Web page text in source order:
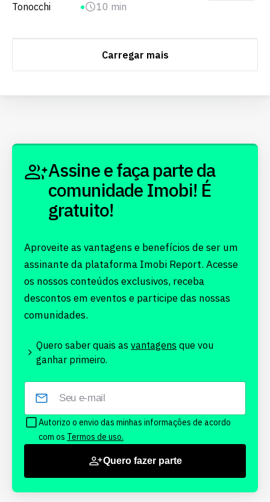
Tonocchi
10 min
Carregar mais
Assine e faça parte da
comunidade Imobi! É
gratuito!
Aproveite as vantagens e benefícios de ser um
assinante da plataforma Imobi Report. Acesse
os nossos conteúdos exclusivos, receba
descontos em eventos e participe das nossas
comunidades.
Quero saber quais as vantagens que vou
ganhar primeiro.
Autorizo o envio das minhas informações de acordo
com os Termos de uso.
Quero fazer parte